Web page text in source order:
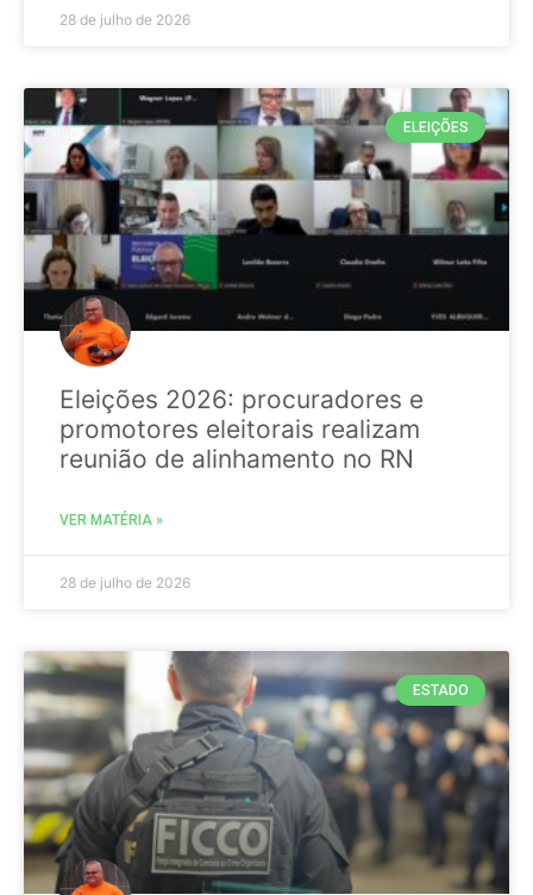
28 de julho de 2026
ELEIÇÕES
Eleições 2026: procuradores e
promotores eleitorais realizam
reunião de alinhamento no RN
VER MATÉRIA »
28 de julho de 2026
ESTADO